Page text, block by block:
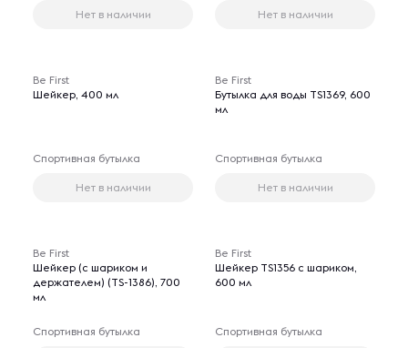
Нет в наличии Нет в наличии
Be First
Шейкер, 400 мл
Спортивная бутылка
Нет в наличии
Be First
Бутылка для воды TS1369, 600
мл
Спортивная бутылка
Нет в наличии
Be First
Шейкер (с шариком и
держателем) (TS-1386), 700
мл
Спортивная бутылка
Be First
Шейкер TS1356 с шариком,
600 мл
Спортивная бутылка